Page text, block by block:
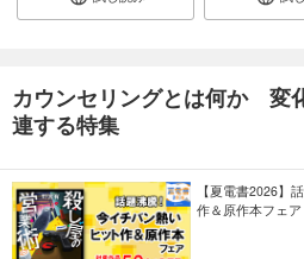
カウンセリングとは何か 変
連する特集
【夏電書2026】
作＆原作本フェア